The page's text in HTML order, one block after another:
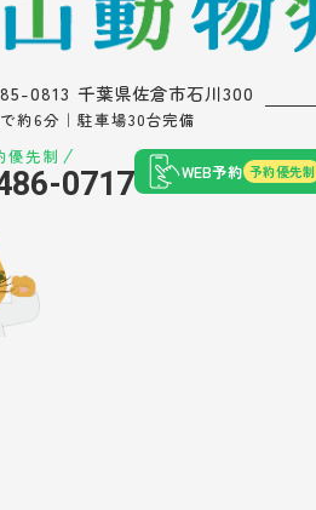
0813 千葉県佐倉市石川300
約6分｜駐車場30台完備
優先制
0717 WEB予約 予約優先制